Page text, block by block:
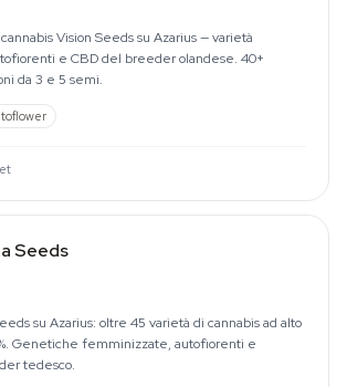
Vision Seeds su Azarius — varietà
e CBD del breeder olandese. 40+
da 3 e 5 semi.
Seeds
su Azarius: oltre 45 varietà di cannabis ad alto
Genetiche femminizzate, autofiorenti e
tedesco.